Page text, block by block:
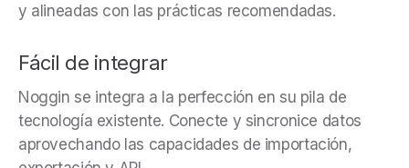
y alineadas con las prácticas recomendadas.
Fácil de integrar
Noggin se integra a la perfección en su pila de
tecnología existente. Conecte y sincronice datos
aprovechando las capacidades de importación,